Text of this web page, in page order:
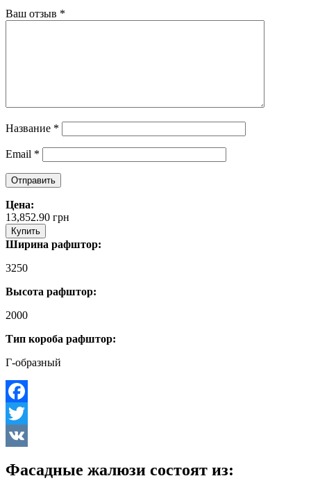
Ваш отзыв *
Название *
Email *
Цена:
13,852.90 грн
Купить
Ширина рафштор:
3250
Высота рафштор:
2000
Тип короба рафштор:
Г-образный
Facebook
Twitter
Фасадные жалюзи состоят из: